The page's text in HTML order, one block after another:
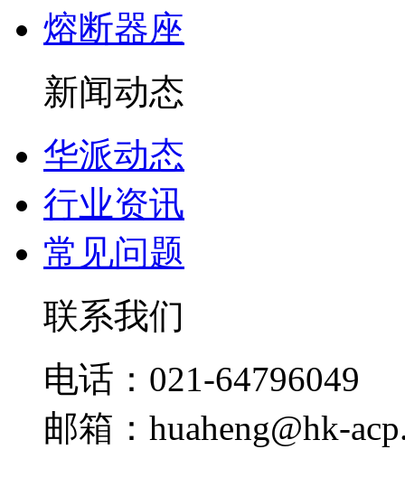
熔断器座
新闻动态
华派动态
行业资讯
常见问题
联系我们
电话：021-64796049
邮箱：huaheng@hk-